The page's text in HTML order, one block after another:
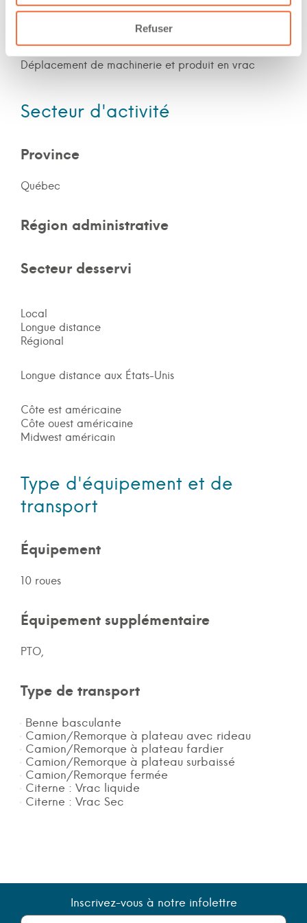
Refuser
Le chauffeur a de l'expérience en montagne
Description de l’expérience professionnelle :
Déplacement de machinerie et produit en vrac
Secteur d'activité
Province
Québec
Région administrative
Secteur desservi
Local
Longue distance
Régional
Longue distance aux États-Unis
Côte est américaine
Côte ouest américaine
Midwest américain
Type d'équipement et de
transport
Équipement
10 roues
Équipement supplémentaire
PTO,
Type de transport
Benne basculante
Camion/Remorque à plateau avec rideau
Camion/Remorque à plateau fardier
Camion/Remorque à plateau surbaissé
Camion/Remorque fermée
Citerne : Vrac liquide
Citerne : Vrac Sec
Inscrivez-vous à notre infolettre